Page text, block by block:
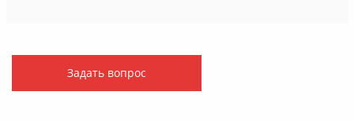
Задать вопрос